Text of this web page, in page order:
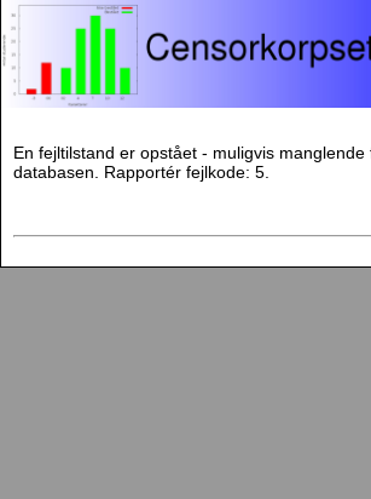
En fejltilstand er opstået - muligvis manglende
databasen. Rapportér fejlkode: 5.